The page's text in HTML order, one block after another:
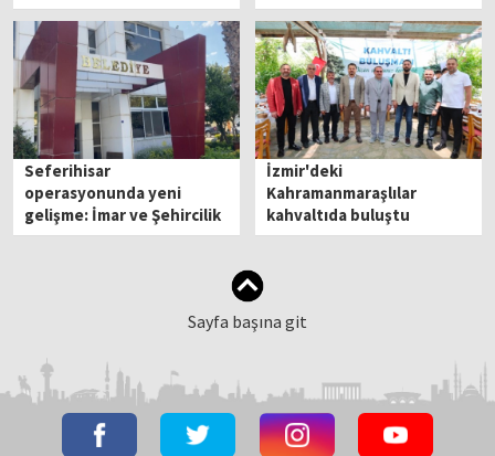
Seferihisar
operasyonunda yeni
gelişme: İmar ve Şehircilik
Müdürü gözaltında!
İzmir'deki
Kahramanmaraşlılar
kahvaltıda buluştu
Sayfa başına git